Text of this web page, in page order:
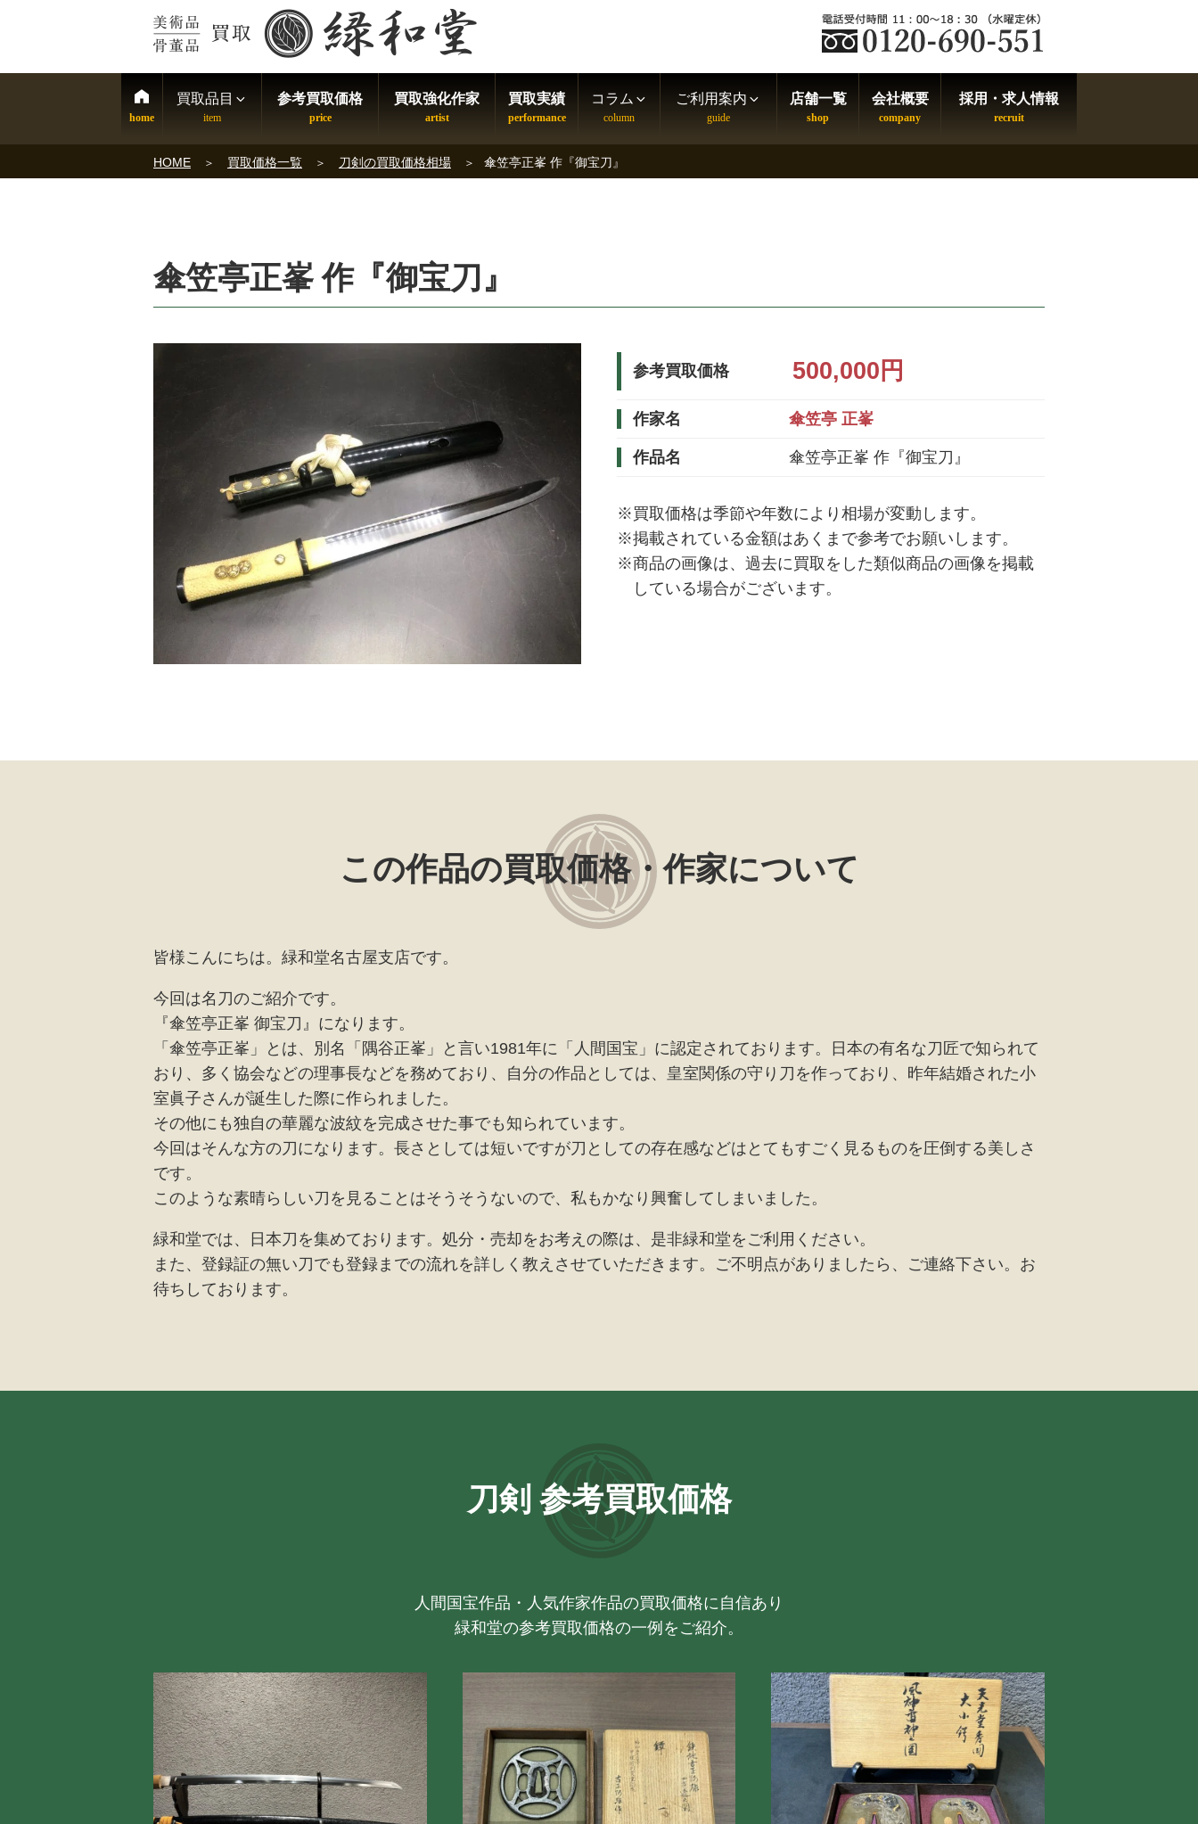
買取品目 参考買取価格 買取強化作家 買取実績 コラム ご利用案内 店舗一覧 会社概要 採用・求人情報
HOME 買取価格一覧 刀剣の買取価格相場 傘笠亭正峯 作『御宝刀』
傘笠亭正峯 作『御宝刀』
参考買取価格 500,000円
作家名 傘笠亭 正峯
作品名 傘笠亭正峯 作『御宝刀』
※買取価格は季節や年数により相場が変動します。
※掲載されている金額はあくまで参考でお願いします。
※商品の画像は、過去に買取をした類似商品の画像を掲載
している場合がございます。
この作品の買取価格・作家について
皆様こんにちは。緑和堂名古屋支店です。
今回は名刀のご紹介です。
『傘笠亭正峯 御宝刀』になります。
「傘笠亭正峯」とは、別名「隅谷正峯」と言い1981年に「人間国宝」に認定されております。日本の有名な刀匠で知られて
おり、多く協会などの理事長などを務めており、自分の作品としては、皇室関係の守り刀を作っており、昨年結婚された小
室眞子さんが誕生した際に作られました。
その他にも独自の華麗な波紋を完成させた事でも知られています。
今回はそんな方の刀になります。長さとしては短いですが刀としての存在感などはとてもすごく見るものを圧倒する美しさ
です。
このような素晴らしい刀を見ることはそうそうないので、私もかなり興奮してしまいました。
緑和堂では、日本刀を集めております。処分・売却をお考えの際は、是非緑和堂をご利用ください。
また、登録証の無い刀でも登録までの流れを詳しく教えさせていただきます。ご不明点がありましたら、ご連絡下さい。お
待ちしております。
刀剣 参考買取価格
人間国宝作品・人気作家作品の買取価格に自信あり
緑和堂の参考買取価格の一例をご紹介。